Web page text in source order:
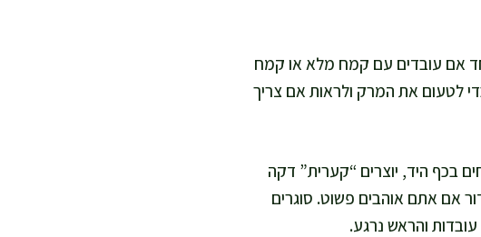
קסם, במיוחד אם עובדים עם קמח מלא או קמח
לטעום את המרק ולראות אם צריך
לוקחים כדור קטן (כ-35–40 גרם), משטחים בכף היד, יוצרים “קערית” דקה
אם אתם אוהבים פשוט. סוגרים
והראש נרגע.